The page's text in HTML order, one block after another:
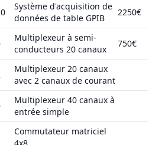
Système d'acquisition de
données de table GPIB
2250€
Multiplexeur à semi-
conducteurs 20 canaux
750€
Multiplexeur 20 canaux
avec 2 canaux de courant
Multiplexeur 40 canaux à
entrée simple
Commutateur matriciel